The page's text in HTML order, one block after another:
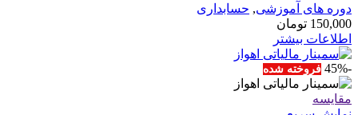
دوره های آموزشی, حسابداری
150,000 تومان
اطلاعات بیشتر
-45% فروخته شده
مقايسه